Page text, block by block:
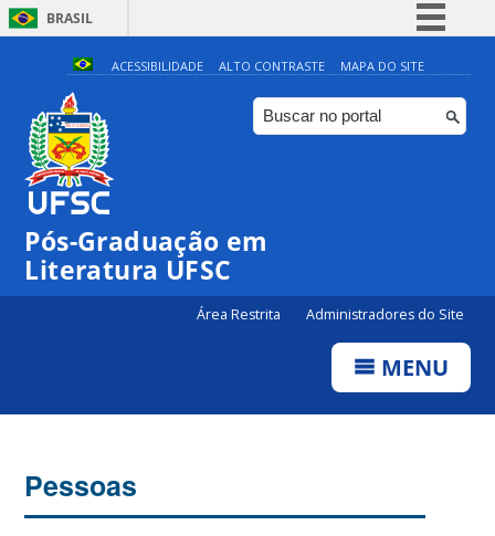
BRASIL
Simplifique!
Comunica BR
Participe
ACESSIBILIDADE ALTO CONTRASTE MAPA DO SITE
Pós-Graduação em
Literatura UFSC
Área Restrita Administradores do Site
MENU
Pessoas